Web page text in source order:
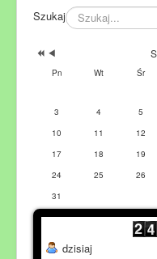
Szukaj
Pn Wt Śr
3
4 5
10
11 12
17
18 19
24
25 26
31
dzisiaj